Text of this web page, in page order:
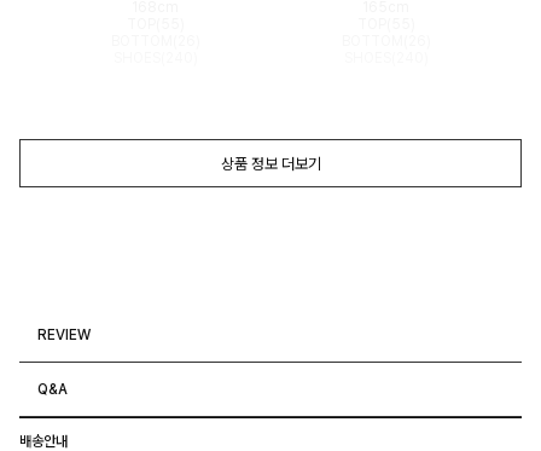
상품 정보 더보기
REVIEW
Q&A
배송안내